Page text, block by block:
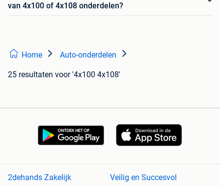
van 4x100 of 4x108 onderdelen?
Home Auto-onderdelen
25 resultaten voor '4x100 4x108'
2dehands Zakelijk Veilig en Succesvol